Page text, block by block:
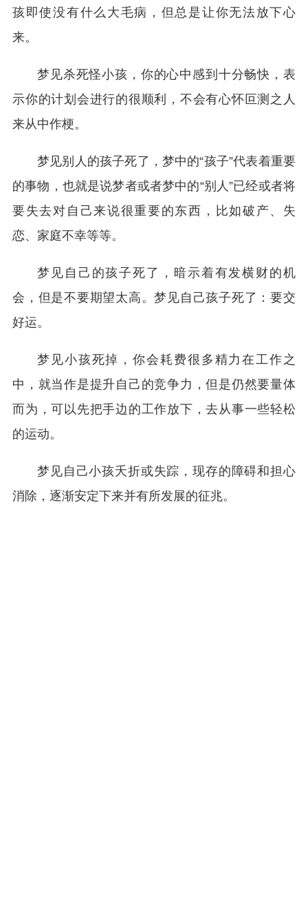
孩即使没有什么大毛病，但总是让你无法放下心
来。
梦见杀死怪小孩，你的心中感到十分畅快，表
示你的计划会进行的很顺利，不会有心怀叵测之人
来从中作梗。
梦见别人的孩子死了，梦中的“孩子”代表着重要
的事物，也就是说梦者或者梦中的“别人”已经或者将
要失去对自己来说很重要的东西，比如破产、失
恋、家庭不幸等等。
梦见自己的孩子死了，暗示着有发横财的机
会，但是不要期望太高。梦见自己孩子死了：要交
好运。
梦见小孩死掉，你会耗费很多精力在工作之
中，就当作是提升自己的竞争力，但是仍然要量体
而为，可以先把手边的工作放下，去从事一些轻松
的运动。
梦见自己小孩夭折或失踪，现存的障碍和担心
消除，逐渐安定下来并有所发展的征兆。